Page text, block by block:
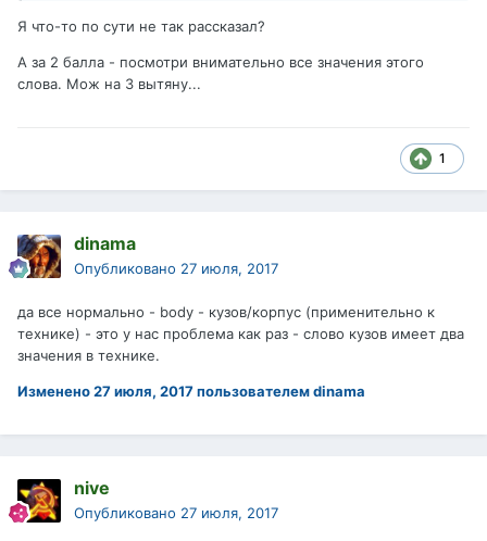
Я что-то по сути не так рассказал?
А за 2 балла - посмотри внимательно все значения этого
слова. Мож на 3 вытяну...
1
dinama
Опубликовано 27 июля, 2017
да все нормально - body - кузов/корпус (применительно к
технике) - это у нас проблема как раз - слово кузов имеет два
значения в технике.
Изменено27 июля, 2017пользователем dinama
nive
Опубликовано 27 июля, 2017